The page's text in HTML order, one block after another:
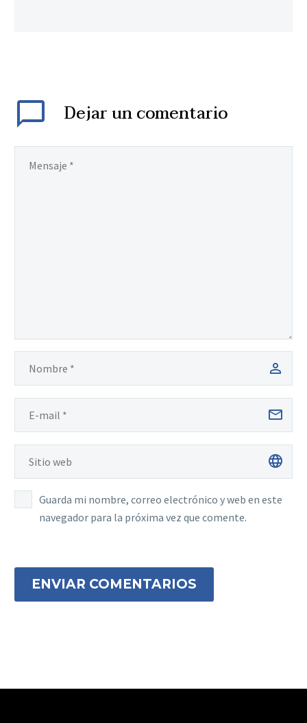
Dejarun comentario
Guarda mi nombre, correo electrónico y web en este
navegador para la próxima vez que comente.
ENVIAR COMENTARIOS